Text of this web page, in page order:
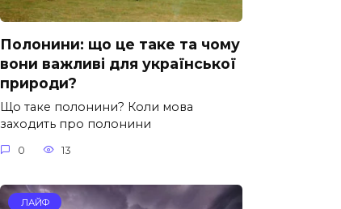
Полонини: що це таке та чому
вони важливі для української
природи?
Що таке полонини? Коли мова
заходить про полонини
0 13
ЛАЙФ